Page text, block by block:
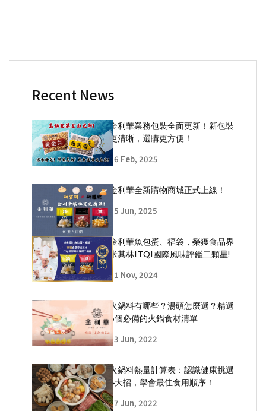
Recent News
金利華業務包裝全面更新！新包裝
更清晰，選購更方便！
26 Feb, 2025
金利華全新購物商城正式上線！
25 Jun, 2025
金利華魚包蛋、福袋，榮獲食品界
米其林ITQI國際風味評鑑二顆星!
21 Nov, 2024
火鍋料有哪些？湯頭怎麼選？精選
3個必備的火鍋食材清單
13 Jun, 2022
火鍋料熱量計算表：認識健康挑選
4大招，學會最佳食用順序！
07 Jun, 2022